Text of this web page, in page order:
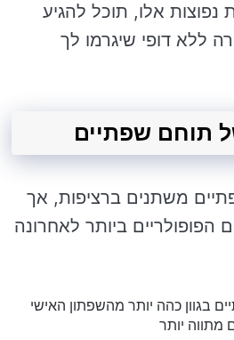
נפוצות אלו, תוכל להגיע
ללא דופי שיגרמו לך
תוחם שפתיים
משתנים ברציפות, אך
הפופולריים ביותר לאחרונה
בגוון כהה יותר מהשפתון האישי
מתווה יותר